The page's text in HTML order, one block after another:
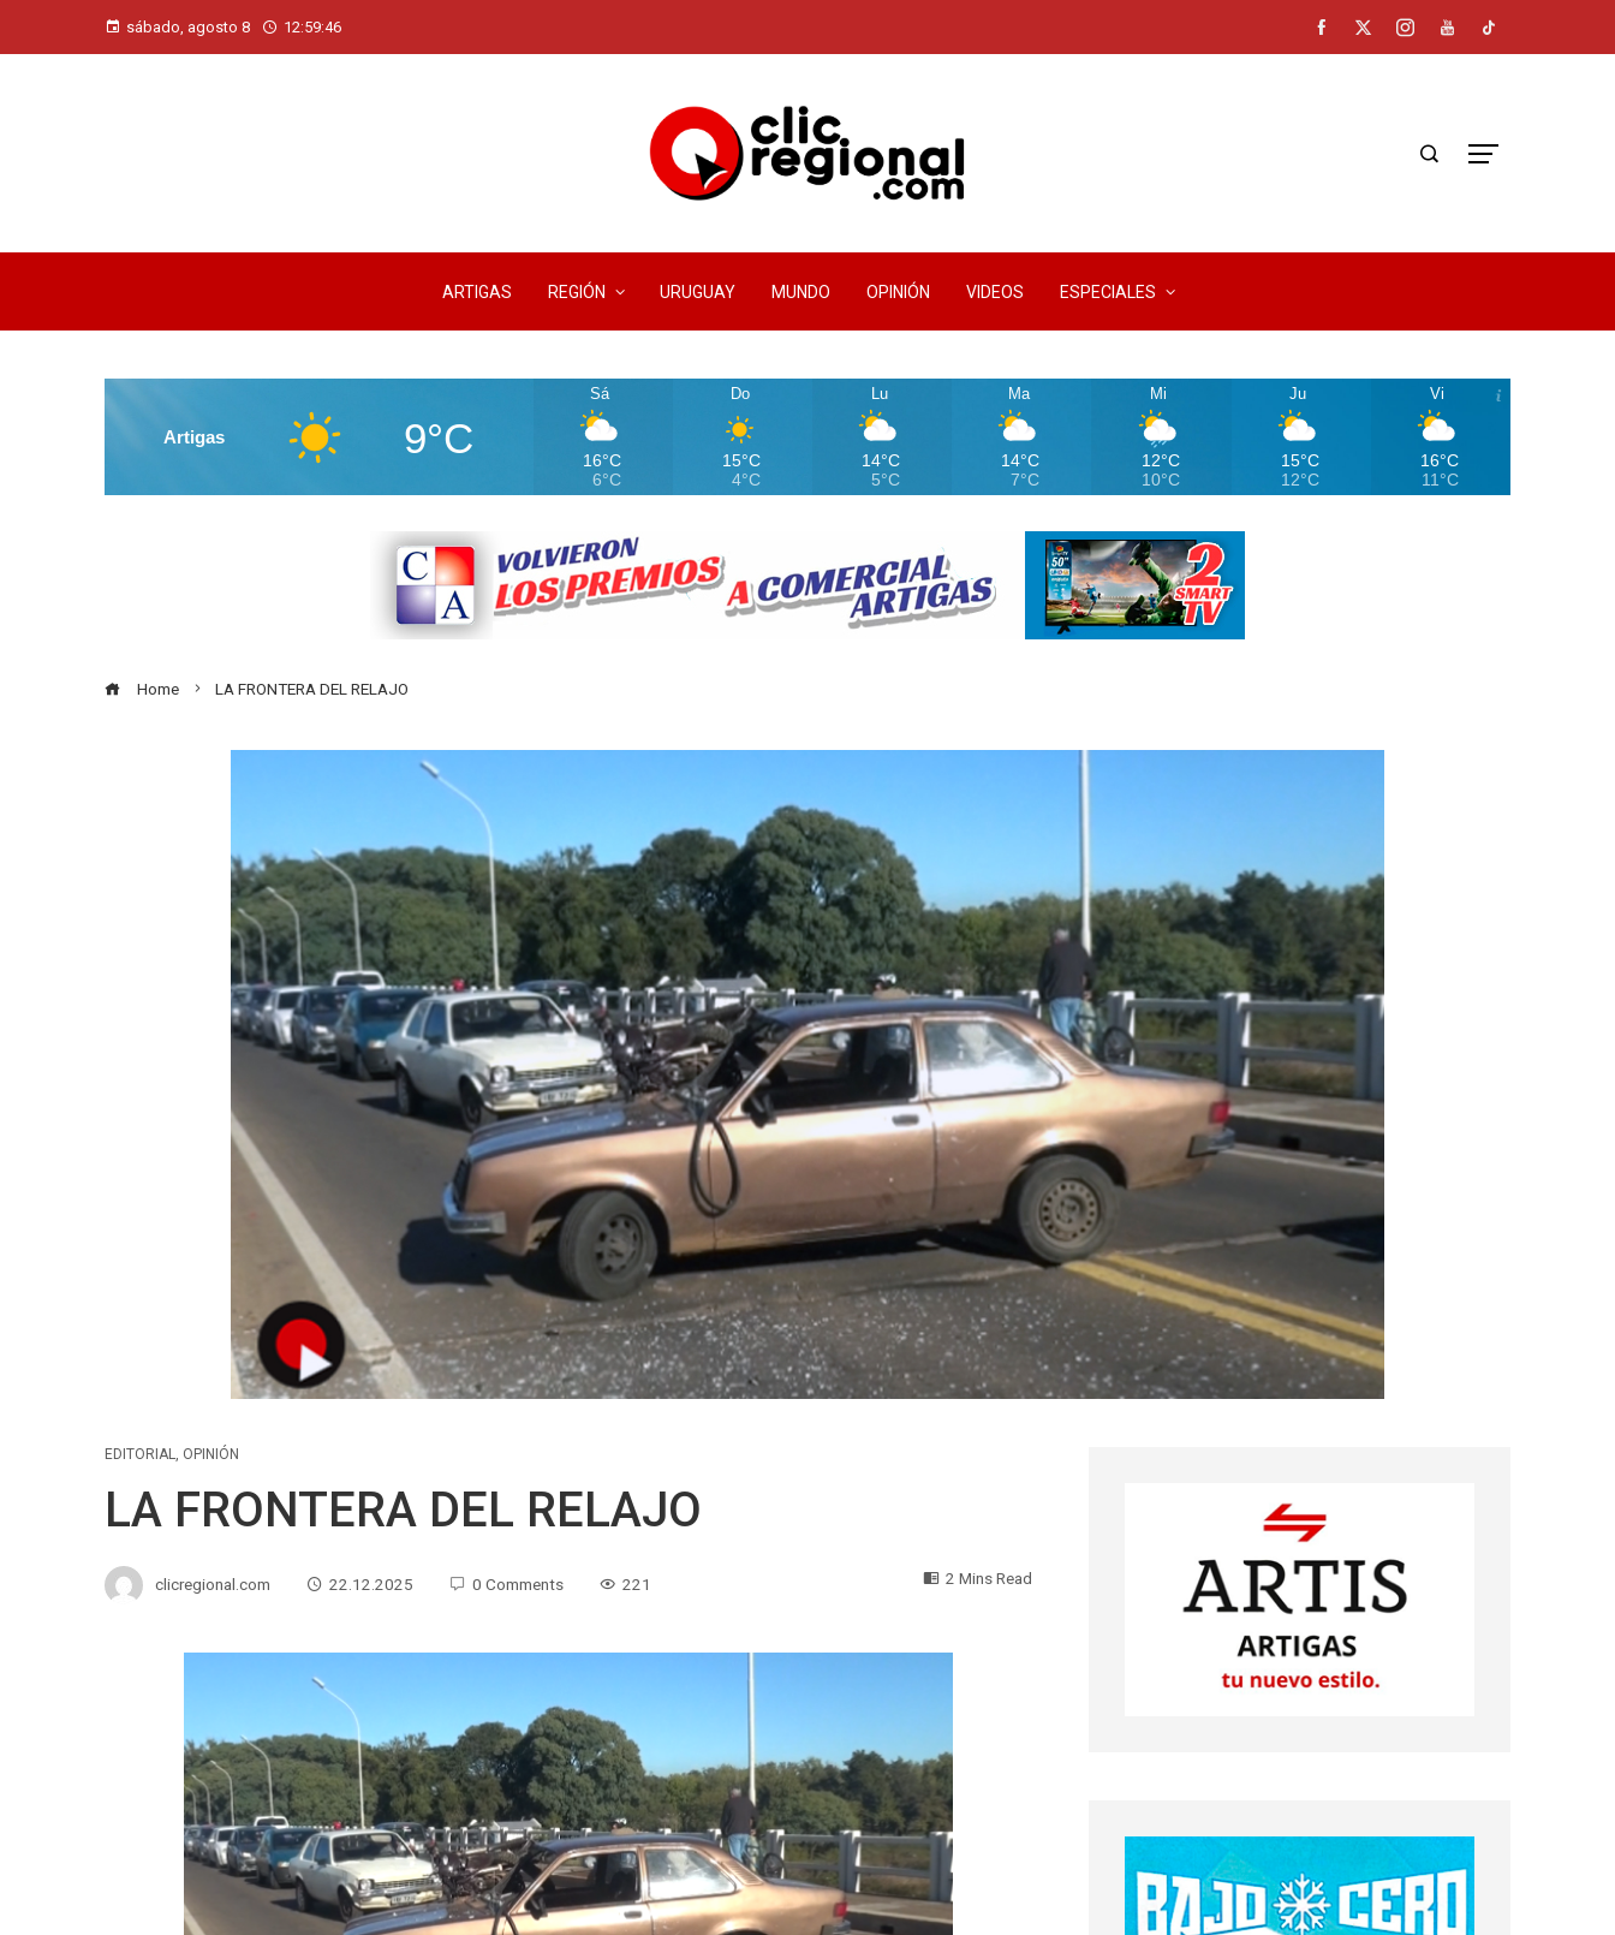
sábado, agosto 8 12:59:48
ARTIGAS REGIÓN URUGUAY MUNDO OPINIÓN VIDEOS ESPECIALES
Artigas 9°C
Sá
16°C
6°C
Do
15°C
4°C
Lu
14°C
5°C
Ma
14°C
7°C
Mi
12°C
10°C
Ju
15°C
12°C
Vi
16°C
11°C
Home LA FRONTERA DEL RELAJO
EDITORIAL, OPINIÓN
LA FRONTERA DEL RELAJO
clicregional.com 22.12.2025 0 Comments 221 2 Mins Read